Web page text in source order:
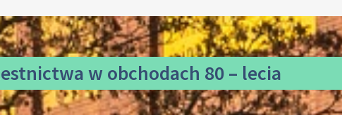
w obchodach 80 – lecia